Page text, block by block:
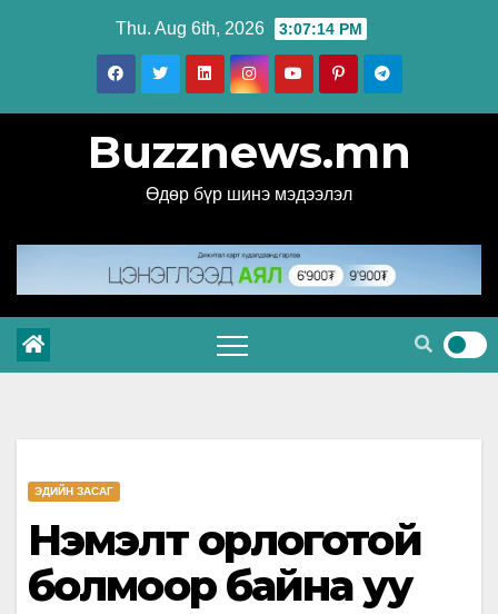
Thu. Aug 6th, 2026 3:07:15 PM
Buzznews.mn
Өдөр бүр шинэ мэдээлэл
ЭДИЙН ЗАСАГ
Нэмэлт орлоготой
болмоор байна уу